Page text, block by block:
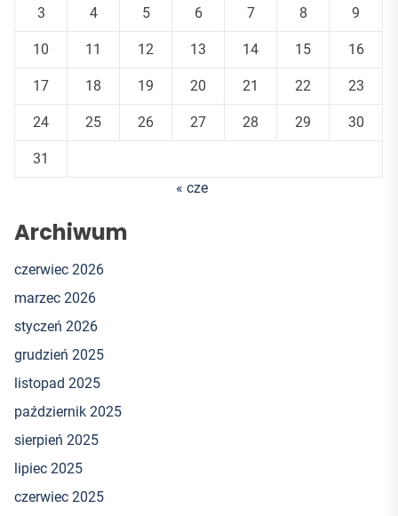
3 4 5 6 7 8 9
10 11 12 13 14 15 16
17 18 19 20 21 22 23
24 25 26 27 28 29 30
31
« cze
Archiwum
czerwiec 2026
marzec 2026
styczeń 2026
grudzień 2025
listopad 2025
październik 2025
sierpień 2025
lipiec 2025
czerwiec 2025